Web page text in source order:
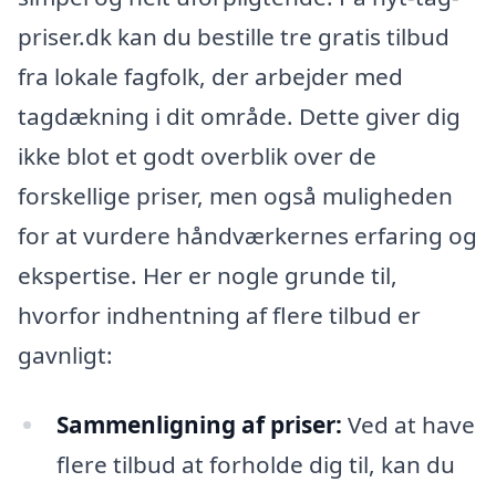
priser.dk kan du bestille tre gratis tilbud
fra lokale fagfolk, der arbejder med
tagdækning i dit område. Dette giver dig
ikke blot et godt overblik over de
forskellige priser, men også muligheden
for at vurdere håndværkernes erfaring og
ekspertise. Her er nogle grunde til,
hvorfor indhentning af flere tilbud er
gavnligt:
Sammenligning af priser: Ved at have
flere tilbud at forholde dig til, kan du